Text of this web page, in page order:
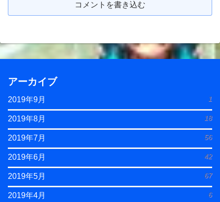
コメントを書き込む
アーカイブ
2019年9月 1
2019年8月 18
2019年7月 56
2019年6月 42
2019年5月 67
2019年4月 6